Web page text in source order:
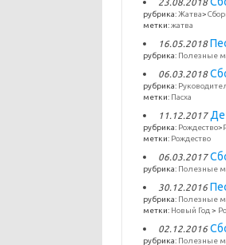
рубрика:Жатва>
метки:жатва
16.05.2018
рубрика: Полезные
06.03.2018
рубрика:
метки: Пасха
11.12.2017
рубрика: Рождество>
метки: Рождество
06.03.2017
рубрика: Полезные
30.12.2016
рубрика: Полезные
метки: Новый Год >
02.12.2016
рубрика: Полезные